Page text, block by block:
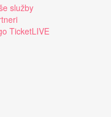
služby
TicketLIVE